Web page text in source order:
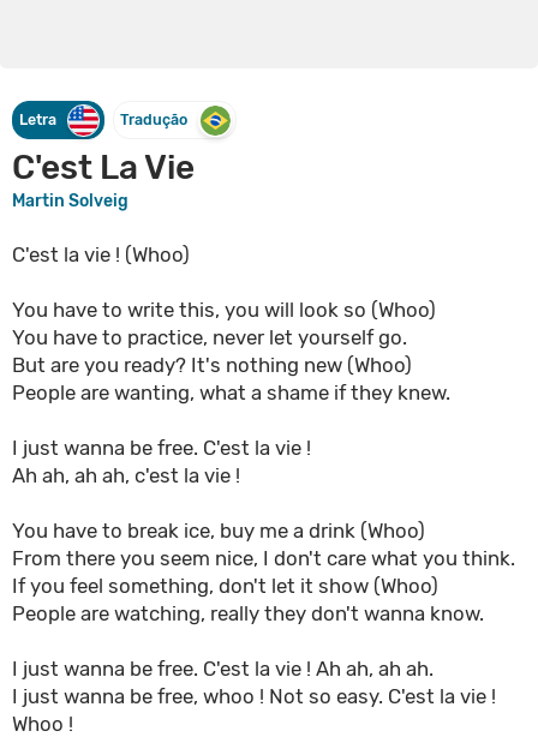
Letra Tradução
C'est La Vie
Martin Solveig
C'est la vie ! (Whoo)
You have to write this, you will look so (Whoo)
You have to practice, never let yourself go.
But are you ready? It's nothing new (Whoo)
People are wanting, what a shame if they knew.
I just wanna be free. C'est la vie !
Ah ah, ah ah, c'est la vie !
You have to break ice, buy me a drink (Whoo)
From there you seem nice, I don't care what you think.
If you feel something, don't let it show (Whoo)
People are watching, really they don't wanna know.
I just wanna be free. C'est la vie ! Ah ah, ah ah.
I just wanna be free, whoo ! Not so easy. C'est la vie !
Whoo !